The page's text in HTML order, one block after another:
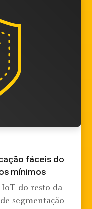
fáceis do
mínimos
do resto da
segmentação